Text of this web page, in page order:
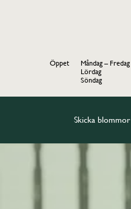
Öppet Måndag – Fredag
Lördag
Söndag
Skicka blommor